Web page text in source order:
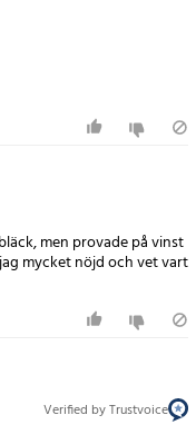
men provade på vinst
mycket nöjd och vet vart
Verified by Trustvoice